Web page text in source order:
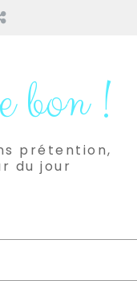
Pinterest
bon !
prétention,
du jour